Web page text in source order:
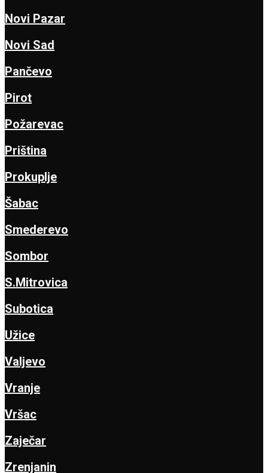
Novi Pazar
Novi Sad
Pančevo
Pirot
Požarevac
Priština
Prokuplje
Šabac
Smederevo
Sombor
S.Mitrovica
Subotica
Užice
Valjevo
Vranje
Vršac
Zaječar
Zrenjanin